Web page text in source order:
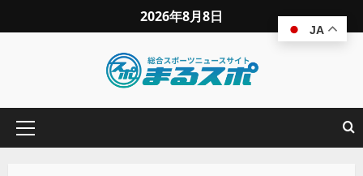
2026年8月8日
JA